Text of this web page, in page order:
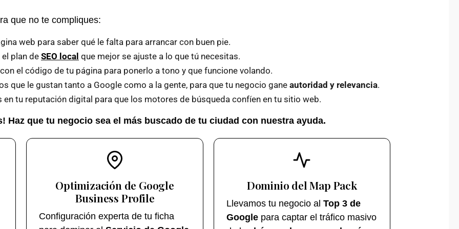
que no te compliques:
web para saber qué le falta para arrancar con buen pie.
plan de SEO local que mejor se ajuste a lo que tú necesitas.
el código de tu página para ponerlo a tono y que funcione volando.
que le gustan tanto a Google como a la gente, para que tu negocio gane autoridad y relevancia.
tu reputación digital para que los motores de búsqueda confíen en tu sitio web.
Haz que tu negocio sea el más buscado de tu ciudad con nuestra ayuda.
Optimización de Google
Business Profile
Configuración experta de tu ficha
Dominio del Map Pack
Llevamos tu negocio al Top 3 de
Googlepara captar el tráfico masivo